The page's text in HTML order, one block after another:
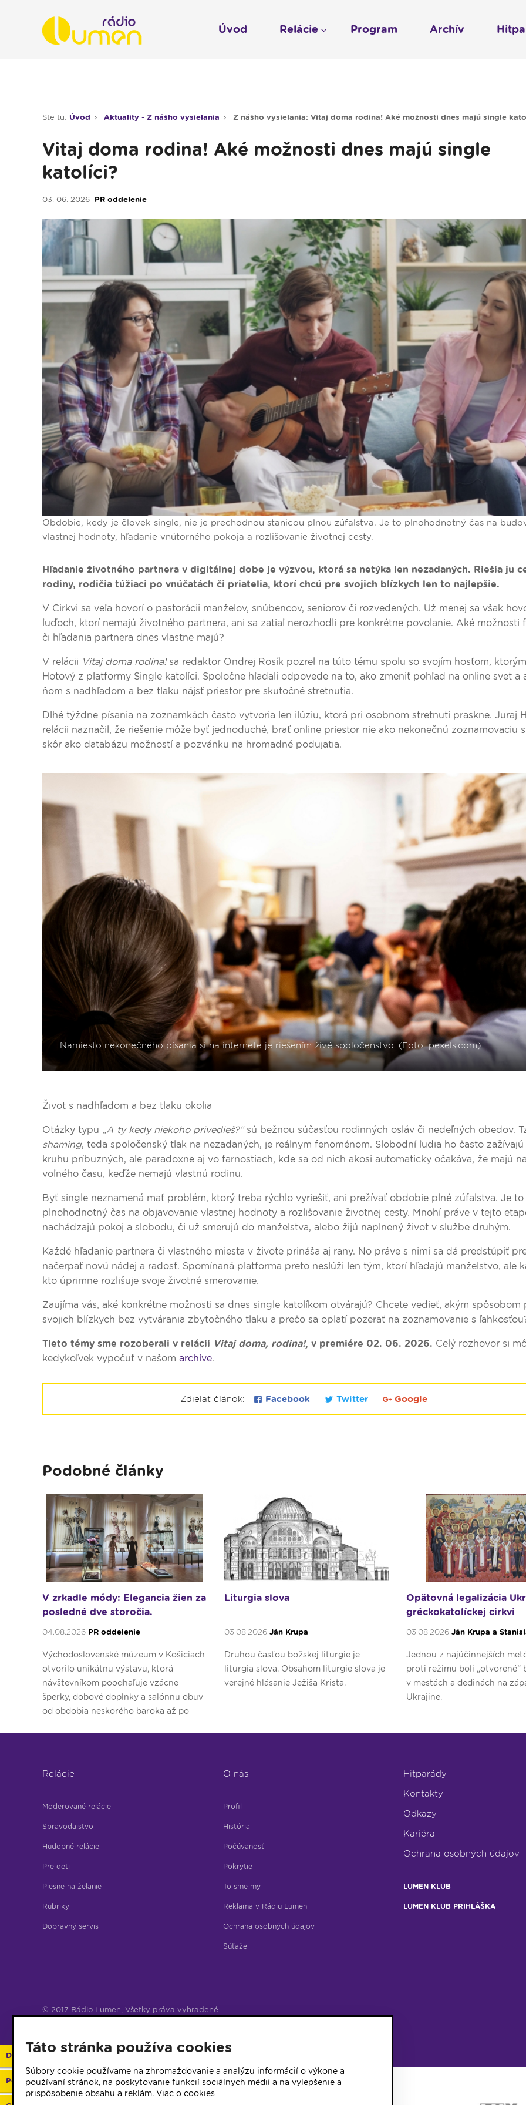
Ste tu: Úvod Aktuality - Z nášho vysielania Z nášho vysielania: Vitaj doma rodina! Aké možnosti dnes majú single
Vitaj doma rodina! Aké možnosti dnes majú single
katolíci?
03. 06. 2026 PR oddelenie
Obdobie, kedy je človek single, nie je prechodnou stanicou plnou zúfalstva. Je to plnohodnotný čas na
vlastnej hodnoty, hľadanie vnútorného pokoja a rozlišovanie životnej cesty.
Hľadanie životného partnera v digitálnej dobe je výzvou, ktorá sa netýka len nezadaných. Riešia ju
rodiny, rodičia túžiaci po vnúčatách či priatelia, ktorí chcú pre svojich blízkych len to najlepšie.
V Cirkvi sa veľa hovorí o pastorácii manželov, snúbencov, seniorov či rozvedených. Už menej sa však
ľuďoch, ktorí nemajú životného partnera, ani sa zatiaľ nerozhodli pre konkrétne povolanie. Aké možnosti
či hľadania partnera dnes vlastne majú?
V relácii Vitaj doma rodina!sa redaktor Ondrej Rosík pozrel na túto tému spolu so svojím hosťom,
Hotový z platformy Single katolíci. Spoločne hľadali odpovede na to, ako zmeniť pohľad na online svet a
ňom s nadhľadom a bez tlaku nájsť priestor pre skutočné stretnutia.
Dlhé týždne písania na zoznamkách často vytvoria len ilúziu, ktorá pri osobnom stretnutí praskne. Juraj
relácii naznačil, že riešenie môže byť jednoduché, brať online priestor nie ako nekonečnú zoznamovaciu
skôr ako databázu možností a pozvánku na hromadné podujatia.
Život s nadhľadom a bez tlaku okolia
Otázky typu „A ty kedy niekoho privedieš?“sú bežnou súčasťou rodinných osláv či nedeľných obedov.
shaming, teda spoločenský tlak na nezadaných, je reálnym fenoménom. Slobodní ľudia ho často zažívajú
kruhu príbuzných, ale paradoxne aj vo farnostiach, kde sa od nich akosi automaticky očakáva, že majú
voľného času, keďže nemajú vlastnú rodinu.
Byť single neznamená mať problém, ktorý treba rýchlo vyriešiť, ani prežívať obdobie plné zúfalstva. Je to
plnohodnotný čas na objavovanie vlastnej hodnoty a rozlišovanie životnej cesty. Mnohí práve v tejto
nachádzajú pokoj a slobodu, či už smerujú do manželstva, alebo žijú naplnený život v službe druhým.
Každé hľadanie partnera či vlastného miesta v živote prináša aj rany. No práve s nimi sa dá predstúpiť
načerpať novú nádej a radosť. Spomínaná platforma preto neslúži len tým, ktorí hľadajú manželstvo, ale
kto úprimne rozlišuje svoje životné smerovanie.
Zaujíma vás, aké konkrétne možnosti sa dnes single katolíkom otvárajú? Chcete vedieť, akým
svojich blízkych bez vytvárania zbytočného tlaku a prečo sa oplatí pozerať na zoznamovanie s
Tieto témy sme rozoberali v relácii Vitaj doma, rodina!, v premiére 02. 06. 2026. Celý rozhovor si
kedykoľvek vypočuť v našom archíve.
Zdielať článok: Facebook Twitter Google
Podobné články
V zrkadle módy: Elegancia žien za
posledné dve storočia.
04.08.2026 PR oddelenie
Východoslovenské múzeum v Košiciach
otvorilo unikátnu výstavu, ktorá
návštevníkom poodhaľuje vzácne
šperky, dobové doplnky a salónnu obuv
od obdobia neskorého baroka až po
Liturgia slova
03.08.2026 Ján Krupa
Druhou časťou božskej liturgie je
liturgia slova. Obsahom liturgie slova je
verejné hlásanie Ježiša Krista.
Opätovná legalizácia
gréckokatolíckej cirkvi
03.08.2026 Ján Krupa a
Jednou z najúčinnejších
proti režimu boli „otvorené“
v mestách a dedinách na
Ukrajine.
Relácie
Moderované relácie
Spravodajstvo
Hudobné relácie
Pre deti
Piesne na želanie
Rubriky
Dopravný servis
O nás
Profil
História
Počúvanosť
Pokrytie
To sme my
Reklama v Rádiu Lumen
Ochrana osobných údajov
Súťaže
Hitparády
Kontakty
Odkazy
Kariéra
Ochrana osobných údajov
LUMEN KLUB
LUMEN KLUB PRIHLÁŠKA
© 2017 Rádio Lumen, Všetky práva vyhradené
Profil
Reklama v Rádiu
Úvod Relácie
Moderované relácie
Pre deti
Hudobné relácie
Piesne na želanie
Rubriky
Modlitba
Dopravný servis
Rádio Vatikán - CZ Kresťanské noviny
Program Archív
Darujte 2%
Podporte vaše rádio
Táto stránka používa cookies
Súbory cookie používame na zhromažďovanie a analýzu informácií o výkone a
používaní stránok, na poskytovanie funkcií sociálnych médií a na vylepšenie a
prispôsobenie obsahu a reklám. Viac o cookies